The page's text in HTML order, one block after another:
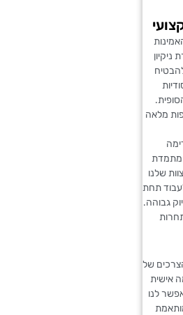
מלאה
מתמדת
שלנו
תחת
גבוהה.
של
אישית
לנו